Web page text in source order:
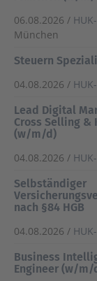
06.08.2026 /
München
Steuern
04.08.2026 /
Lead Digital
Cross Selling &
(w/m/d)
04.08.2026 /
Selbständiger
nach §84 HGB
04.08.2026 /
Business
Engineer (w/m/